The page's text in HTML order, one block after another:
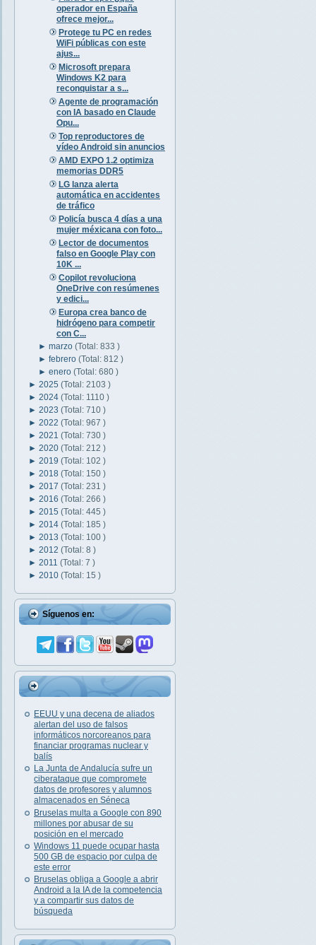
operador en España
ofrece mejor...
Protege tu PC en redes
WiFi públicas con este
ajus...
Microsoft prepara
Windows K2 para
reconquistar a s...
Agente de programación
con IA basado en Claude
Opu...
Top reproductores de
vídeo Android sin anuncios
AMD EXPO 1.2 optimiza
memorias DDR5
LG lanza alerta
automática en accidentes
de tráfico
Policía busca 4 días a una
mujer méxicana con foto...
Lector de documentos
falso en Google Play con
10K ...
Copilot revoluciona
OneDrive con resúmenes
y edici...
Europa crea banco de
hidrógeno para competir
con C...
►marzo(Total: 833 )
►febrero(Total: 812 )
►enero(Total: 680 )
► 2025 (Total: 2103 )
► 2024 (Total: 1110 )
► 2023 (Total: 710 )
► 2022 (Total: 967 )
► 2021 (Total: 730 )
► 2020 (Total: 212 )
► 2019 (Total: 102 )
► 2018 (Total: 150 )
► 2017 (Total: 231 )
► 2016 (Total: 266 )
► 2015 (Total: 445 )
► 2014 (Total: 185 )
► 2013 (Total: 100 )
► 2012 (Total: 8 )
► 2011 (Total: 7 )
► 2010 (Total: 15 )
Síguenos en:
EEUU y una decena de aliados
alertan del uso de falsos
informáticos norcoreanos para
financiar programas nuclear y
balís
La Junta de Andalucía sufre un
ciberataque que compromete
datos de profesores y alumnos
almacenados en Séneca
Bruselas multa a Google con 890
millones por abusar de su
posición en el mercado
Windows 11 puede ocupar hasta
500 GB de espacio por culpa de
este error
Bruselas obliga a Google a abrir
Android a la IA de la competencia
y a compartir sus datos de
búsqueda